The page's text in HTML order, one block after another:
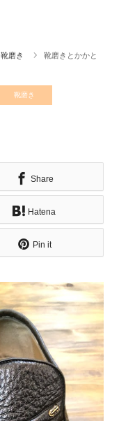
靴磨き
靴磨きとかかと
靴磨き
Share
Hatena
Pin it